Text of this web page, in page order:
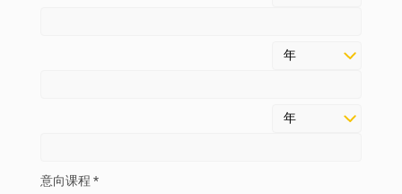
意向课程 *